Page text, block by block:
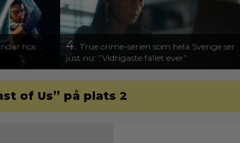
hos
4. True crime-serien som hela Sverige ser
just nu: ”Vidrigaste fallet ever”
of Us” på plats 2